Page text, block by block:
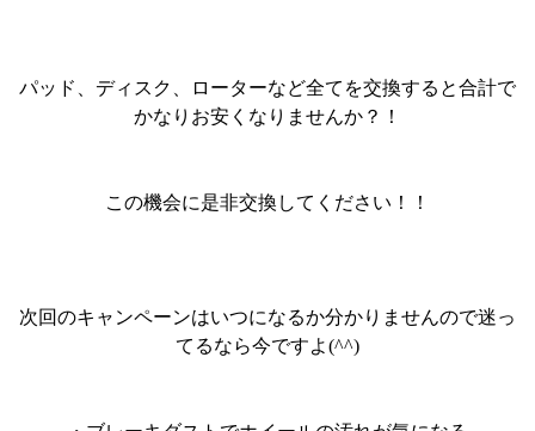
パッド、ディスク、ローターなど全てを交換すると合計で
かなりお安くなりませんか？！
この機会に是非交換してください！！
次回のキャンペーンはいつになるか分かりませんので迷っ
てるなら今ですよ(^^)